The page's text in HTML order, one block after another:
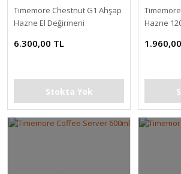
Timemore Chestnut G1 Ahşap
Hazne El Değirmeni
6.300,00 TL
Stokta Yok
Hazne